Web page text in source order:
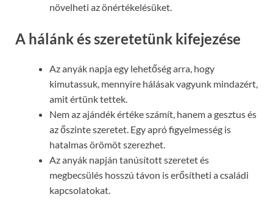
növelheti az önértékelésüket.
A hálánk és szeretetünk kifejezése
Az anyák napja egy lehetőség arra, hogy
kimutassuk, mennyire hálásak vagyunk mindazért,
amit értünk tettek.
Nem az ajándék értéke számít, hanem a gesztus és
az őszinte szeretet. Egy apró figyelmesség is
hatalmas örömöt szerezhet.
Az anyák napján tanúsított szeretet és
megbecsülés hosszú távon is erősítheti a családi
kapcsolatokat.